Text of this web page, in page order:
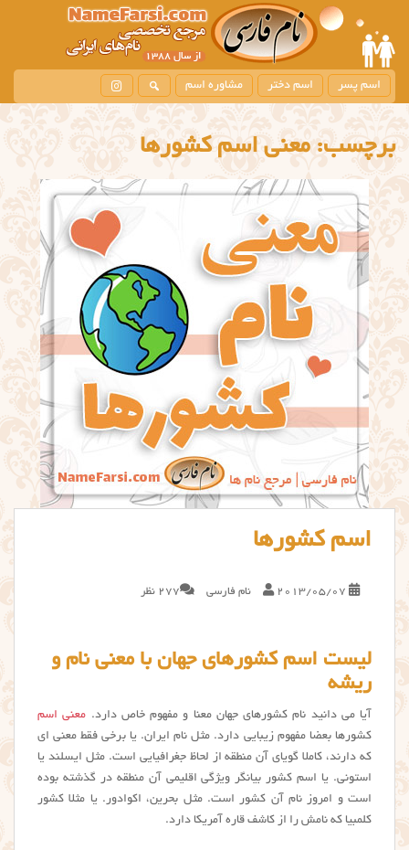
m
i
c
n
t
اسم پسر اسم دختر مشاوره اسم
برچسب:معنی اسم کشورها
اسم کشورها
2013/05/07 نام فارسی 277 نظر
لیست اسم کشورهای جهان با معنی نام و
ریشه
آیا می دانید نام کشورهای جهان معنا و مفهوم خاص دارد. معنی اسم
کشورها بعضا مفهوم زیبایی دارد. مثل نام ایران. یا برخی فقط معنی ای
که دارند، کاملا گویای آن منطقه از لحاظ جغرافیایی است. مثل ایسلند یا
استونی. یا اسم كشور بیانگر ویژگی اقلیمی آن منطقه در گذشته بوده
است و امروز نام آن کشور است. مثل بحرین، اکوادور. یا مثلا کشور
کلمبیا که نامش را از کاشف قاره آمریکا دارد.